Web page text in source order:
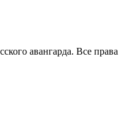
авангарда. Все права